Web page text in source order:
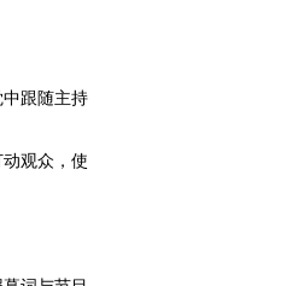
跟随主持
观众，使